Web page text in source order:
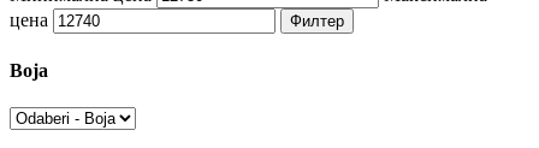
цена
Филтер
Boja